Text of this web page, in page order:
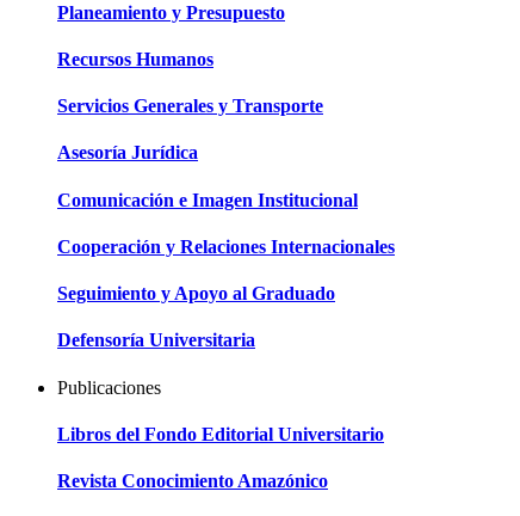
Planeamiento y Presupuesto
Recursos Humanos
Servicios Generales y Transporte
Asesoría Jurídica
Comunicación e Imagen Institucional
Cooperación y Relaciones Internacionales
Seguimiento y Apoyo al Graduado
Defensoría Universitaria
Publicaciones
Libros del Fondo Editorial Universitario
Revista Conocimiento Amazónico